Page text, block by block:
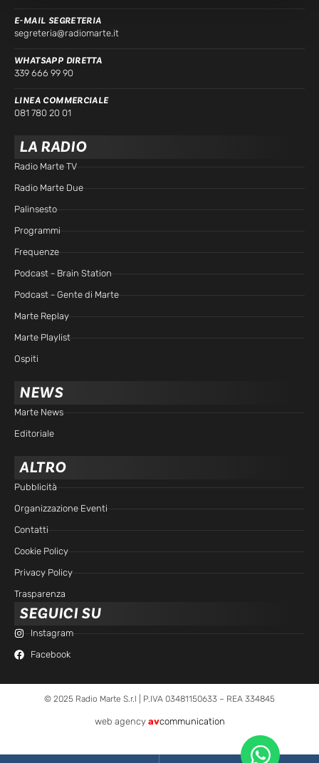
E-MAIL SEGRETERIA
segreteria@radiomarte.it
WHATSAPP DIRETTA
339 666 99 90
LINEA COMMERCIALE
081 780 20 01
LA RADIO
Radio Marte TV
Radio Marte Due
Palinsesto
Programmi
Frequenze
Podcast - Brain Station
Podcast - Gente di Marte
Marte Replay
Marte Playlist
Ospiti
NEWS
Marte News
Editoriale
ALTRO
Pubblicità
Organizzazione Eventi
Contatti
Cookie Policy
Privacy Policy
Trasparenza
SEGUICI SU
Instagram
Facebook
© 2025 Radio Marte S.r.l | P.IVA 03481150633 – REA 334845
web agency avcommunication